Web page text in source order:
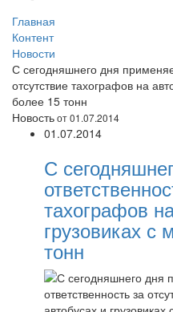
Главная
Контент
Новости
С сегодняшнего дня
отсутствие тахографов на
более 15 тонн
Новостьот 01.07.2014
01.07.2014
С
тахографов
грузовиках с
тонн